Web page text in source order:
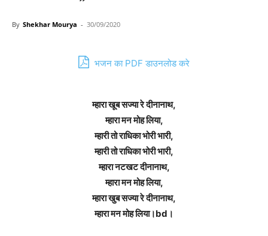
By Shekhar Mourya - 30/09/2020
भजन का PDF डाउनलोड करे
म्हारा खूब सज्या रे दीनानाथ,
म्हारा मन मोह लिया,
म्हारी तो राधिका भोरी भारी,
म्हारी तो राधिका भोरी भारी,
म्हारा नटखट दीनानाथ,
म्हारा मन मोह लिया,
म्हारा खुब सज्या रे दीनानाथ,
म्हारा मन मोह लिया।bd।